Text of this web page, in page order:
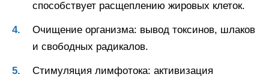
способствует расщеплению жировых клеток.
Очищение организма: вывод токсинов, шлаков
и свободных радикалов.
Стимуляция лимфотока: активизация